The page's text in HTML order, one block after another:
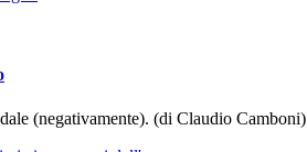
(negativamente). (di Claudio Camboni)